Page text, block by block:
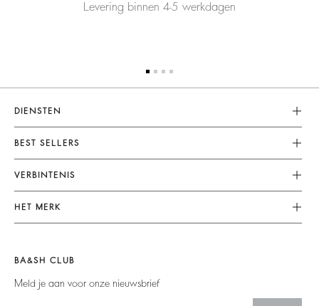
Levering binnen 4-5 werkdagen
DIENSTEN
Klantenservice
FAQ
Terugzenden En Terugbetaling
Algemene Voorwaarden
Juridische Kennisgeving
BEST SELLERS
Jurken
Combinaties
Tops & Blousen
Truien & Vesten
VERBINTENIS
Ons Engagement
Planeet
Circulariteit
HET MERK
Barbara & Sharon
Nieuwe Collectie
BA&SH CLUB
Meld je aan voor onze nieuwsbrief